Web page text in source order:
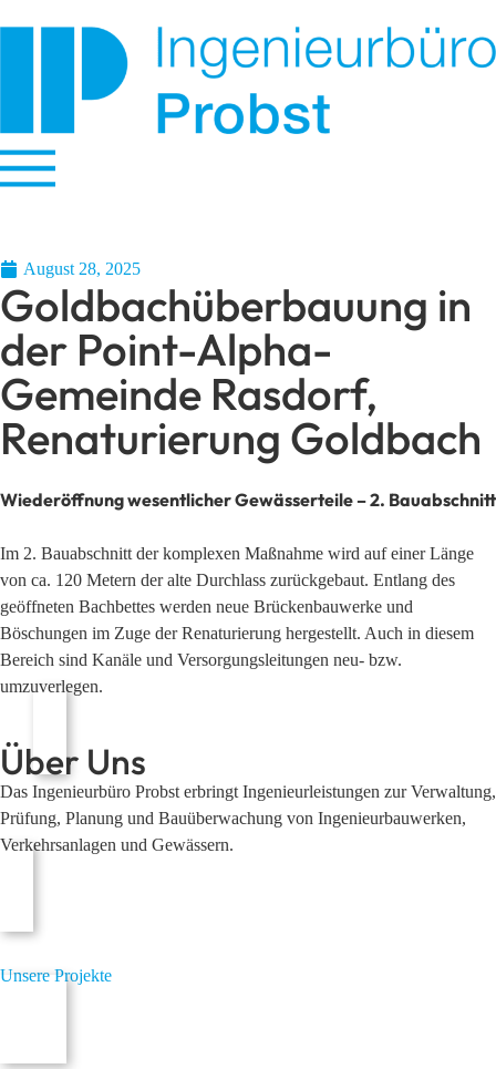
August 28, 2025
Goldbachüberbauung in
der Point-Alpha-
Gemeinde Rasdorf,
Renaturierung Goldbach
Wiederöffnung wesentlicher Gewässerteile – 2. Bauabschnitt
Im 2. Bauabschnitt der komplexen Maßnahme wird auf einer Länge
von ca. 120 Metern der alte Durchlass zurückgebaut. Entlang des
geöffneten Bachbettes werden neue Brückenbauwerke und
Böschungen im Zuge der Renaturierung hergestellt. Auch in diesem
Bereich sind Kanäle und Versorgungsleitungen neu- bzw.
umzuverlegen.
Über Uns
Das Ingenieurbüro Probst erbringt Ingenieurleistungen zur Verwaltung,
Prüfung, Planung und Bauüberwachung von Ingenieurbauwerken,
Verkehrsanlagen und Gewässern.
Unsere Projekte